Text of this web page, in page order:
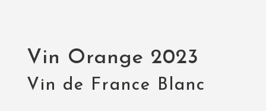
Vin Orange 2023
Vin de France Blanc